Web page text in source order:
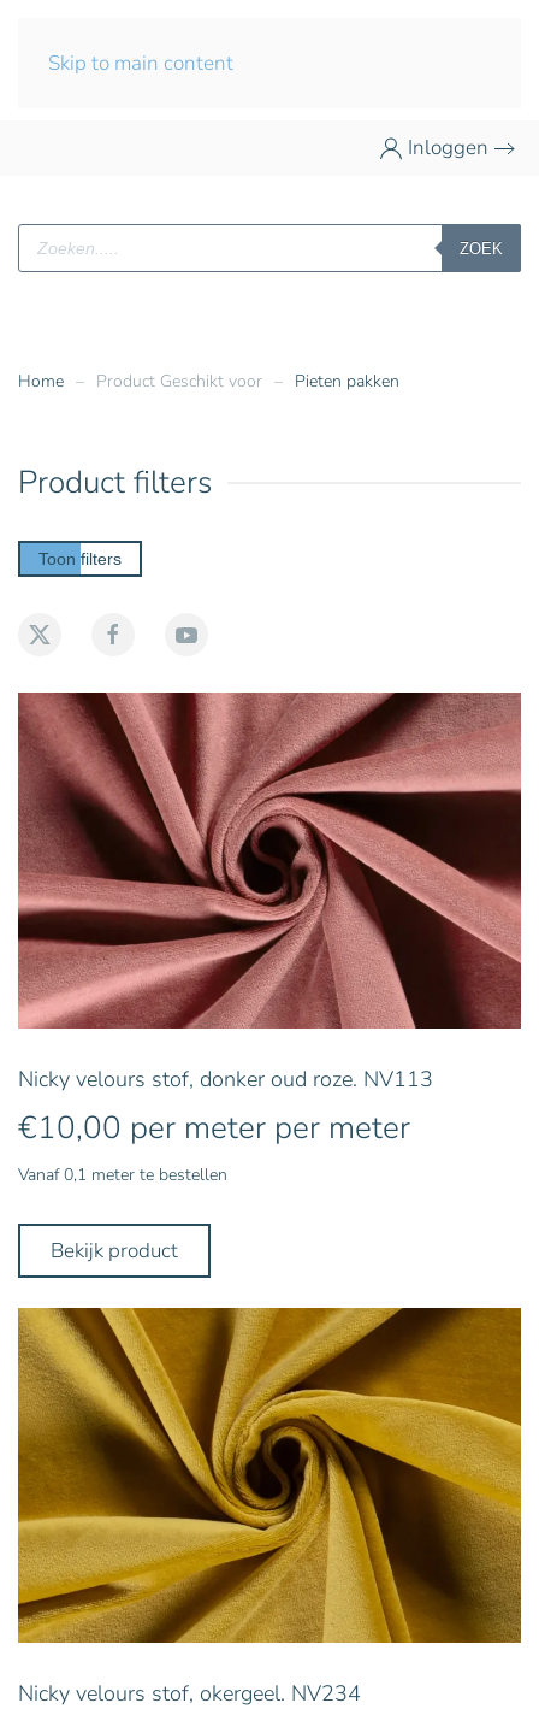
Skip to main content
Inloggen
Producten
zoeken
ZOEK
Home Product Geschikt voor Pieten pakken
Product filters
Toon filters
Nicky velours stof, donker oud roze. NV113
€10,00 per meter per meter
Vanaf 0,1 meter te bestellen
Bekijk product
Nicky velours stof, okergeel. NV234